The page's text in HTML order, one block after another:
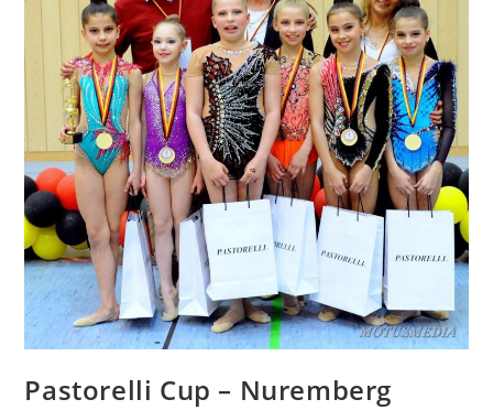
Pastorelli Cup – Nuremberg